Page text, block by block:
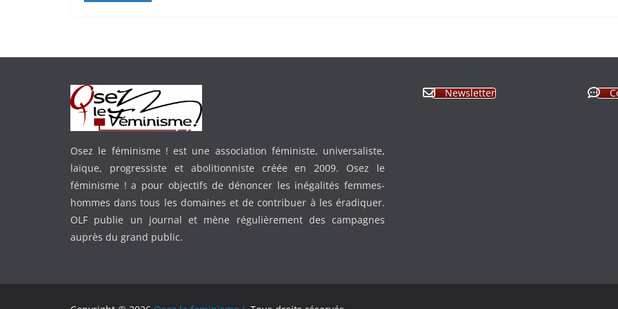
Osez le féminisme ! est une association féministe, universaliste,
laïque, progressiste et abolitionniste créée en 2009. Osez le
féminisme ! a pour objectifs de dénoncer les inégalités femmes-
hommes dans tous les domaines et de contribuer à les éradiquer.
OLF publie un journal et mène régulièrement des campagnes
auprès du grand public.
Newsletter